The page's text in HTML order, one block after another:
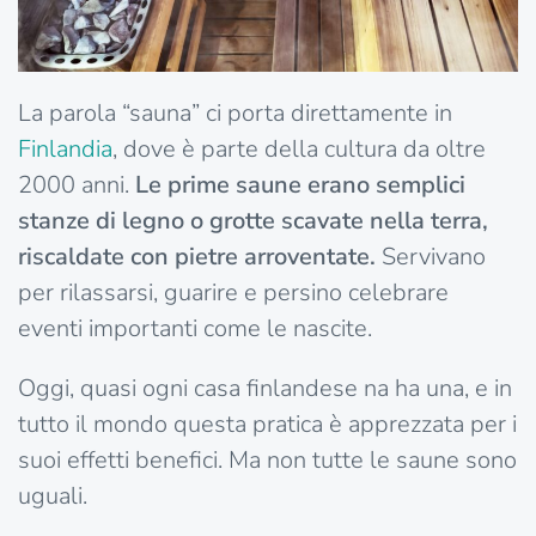
La parola “sauna” ci porta direttamente in
Finlandia, dove è parte della cultura da oltre
2000 anni. Le prime saune erano semplici
stanze di legno o grotte scavate nella terra,
riscaldate con pietre arroventate. Servivano
per rilassarsi, guarire e persino celebrare
eventi importanti come le nascite.
Oggi, quasi ogni casa finlandese na ha una, e in
tutto il mondo questa pratica è apprezzata per i
suoi effetti benefici. Ma non tutte le saune sono
uguali.